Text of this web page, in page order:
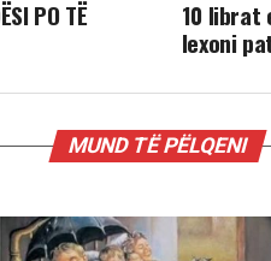
10 librat
lexoni
PO TË
MUND TË PËLQENI